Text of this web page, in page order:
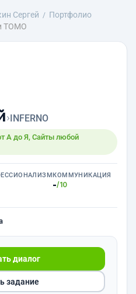
Сергей
Портфолио
ТОМО
›INFERNO
А до Я, Сайты любой
КОММУНИКАЦИЯ
-/10
диалог
задание